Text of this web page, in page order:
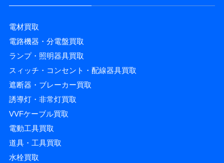
電材買取
電路機器・分電盤買取
ランプ・照明器具買取
スィッチ・コンセント・配線器具買取
遮断器・ブレーカー買取
誘導灯・非常灯買取
VVFケーブル買取
電動工具買取
道具・工具買取
水栓買取